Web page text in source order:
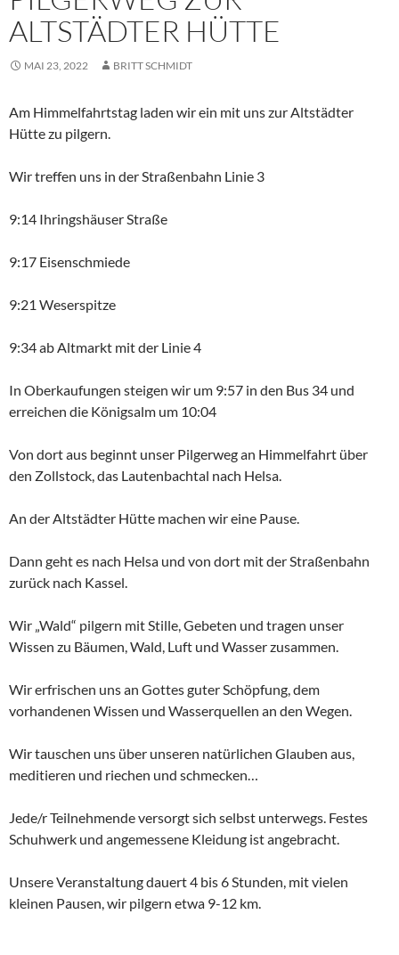
ALTSTÄDTER HÜTTE
MAI 23, 2022 BRITT SCHMIDT
Am Himmelfahrtstag laden wir ein mit uns zur Altstädter
Hütte zu pilgern.
Wir treffen uns in der Straßenbahn Linie 3
9:14 Ihringshäuser Straße
9:17 Eisenschmiede
9:21 Weserspitze
9:34 ab Altmarkt mit der Linie 4
In Oberkaufungen steigen wir um 9:57 in den Bus 34 und
erreichen die Königsalm um 10:04
Von dort aus beginnt unser Pilgerweg an Himmelfahrt über
den Zollstock, das Lautenbachtal nach Helsa.
An der Altstädter Hütte machen wir eine Pause.
Dann geht es nach Helsa und von dort mit der Straßenbahn
zurück nach Kassel.
Wir „Wald“ pilgern mit Stille, Gebeten und tragen unser
Wissen zu Bäumen, Wald, Luft und Wasser zusammen.
Wir erfrischen uns an Gottes guter Schöpfung, dem
vorhandenen Wissen und Wasserquellen an den Wegen.
Wir tauschen uns über unseren natürlichen Glauben aus,
meditieren und riechen und schmecken…
Jede/r Teilnehmende versorgt sich selbst unterwegs. Festes
Schuhwerk und angemessene Kleidung ist angebracht.
Unsere Veranstaltung dauert 4 bis 6 Stunden, mit vielen
kleinen Pausen, wir pilgern etwa 9-12 km.